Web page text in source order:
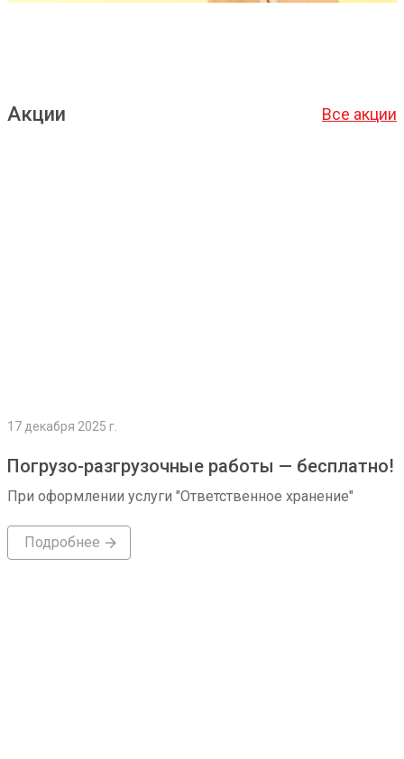
Акции Все акции
17 декабря 2025 г.
Погрузо-разгрузочные работы — бесплатно!
При оформлении услуги "Ответственное хранение"
Подробнее